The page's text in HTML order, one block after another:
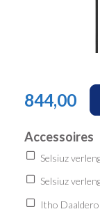
844,00
Accessoires
Selsiuz
Selsiuz
Itho